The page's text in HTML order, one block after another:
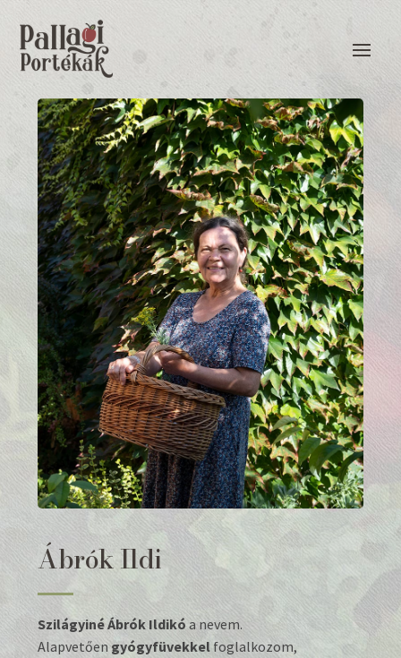
Ábrók Ildi
Szilágyiné Ábrók Ildikó a nevem.
Alapvetőengyógyfüvekkel foglalkozom,